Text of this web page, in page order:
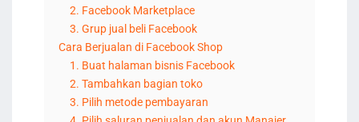
2. Facebook Marketplace
3. Grup jual beli Facebook
Cara Berjualan di Facebook Shop
1. Buat halaman bisnis Facebook
2. Tambahkan bagian toko
3. Pilih metode pembayaran